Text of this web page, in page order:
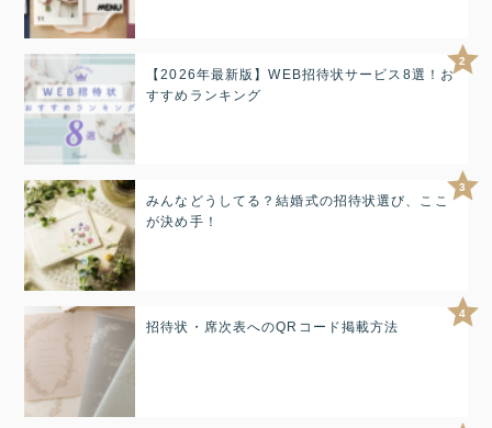
2
【2026年最新版】WEB招待状サービス8選！お
すすめランキング
3
みんなどうしてる？結婚式の招待状選び、ここ
が決め手！
4
招待状・席次表へのQRコード掲載方法